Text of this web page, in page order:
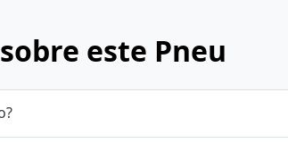
este Pneu